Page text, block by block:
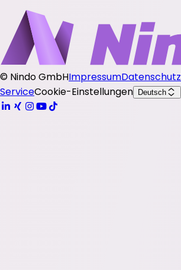
© Nindo GmbHImpressumDatenschutz
ServiceCookie-Einstellungen Deutsch